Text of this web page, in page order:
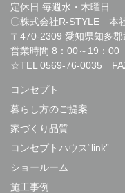
定休日 毎週水・木曜日
〇株式会社R-STYLE 本
〒470-2309 愛知県知多
営業時間 8：00～19：
☆TEL 0569-76-0035
コンセプト
暮らし方のご提案
家づくり品質
コンセプトハウス“link”
ショールーム
施工事例